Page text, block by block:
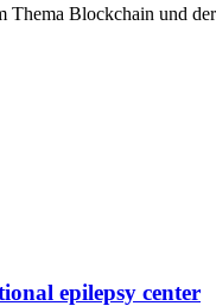
Thema Blockchain und
epilepsy center